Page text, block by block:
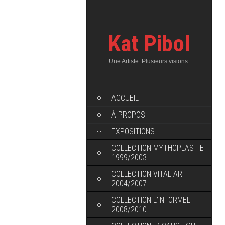
Kat Pibol
Une Artiste. Plusieurs visions.
ACCUEIL
À PROPOS
EXPOSITIONS
COLLECTION MYTHOPLASTIE
1999/2003
COLLECTION VITAL ART
2004/2007
COLLECTION L’INFORMEL
2008/2010